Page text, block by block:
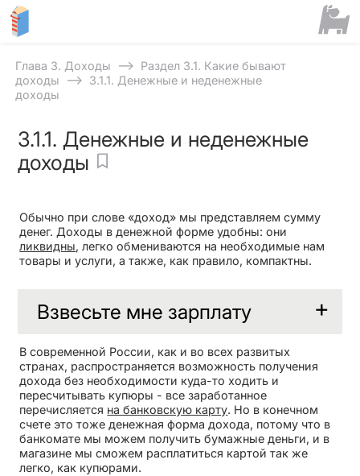
Глава 3. Доходы ⟶ Раздел 3.1. Какие бывают
доходы
⟶ 3.1.1. Денежные и неденежные
доходы
3.1.1. Денежные и неденежные
доходы
Обычно при слове «доход» мы представляем сумму
денег. Доходы в денежной форме удобны: они
ликвидны, легко обмениваются на необходимые нам
товары и услуги, а также, как правило, компактны.
Взвесьте мне зарплату
В современной России, как и во всех развитых
странах, распространяется возможность получения
дохода без необходимости куда-то ходить и
пересчитывать купюры - все заработанное
перечисляется на банковскую карту. Но в конечном
счете это тоже денежная форма дохода, потому что в
банкомате мы можем получить бумажные деньги, и в
магазине мы сможем расплатиться картой так же
легко, как купюрами.